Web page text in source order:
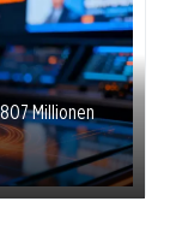
Millionen